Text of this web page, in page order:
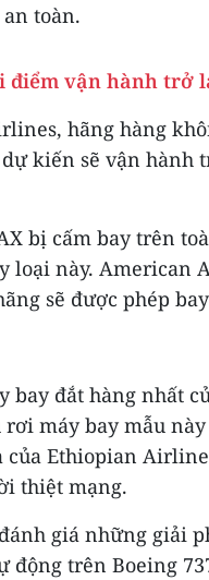
toàn.
vận hành trở
hãng hàng
kiến sẽ vận hành
bị cấm bay trên
loại này. American
sẽ được phép
bay đắt hàng nhất
máy bay mẫu
của Ethiopian
thiệt mạng.
giá những giải
động trên Boeing